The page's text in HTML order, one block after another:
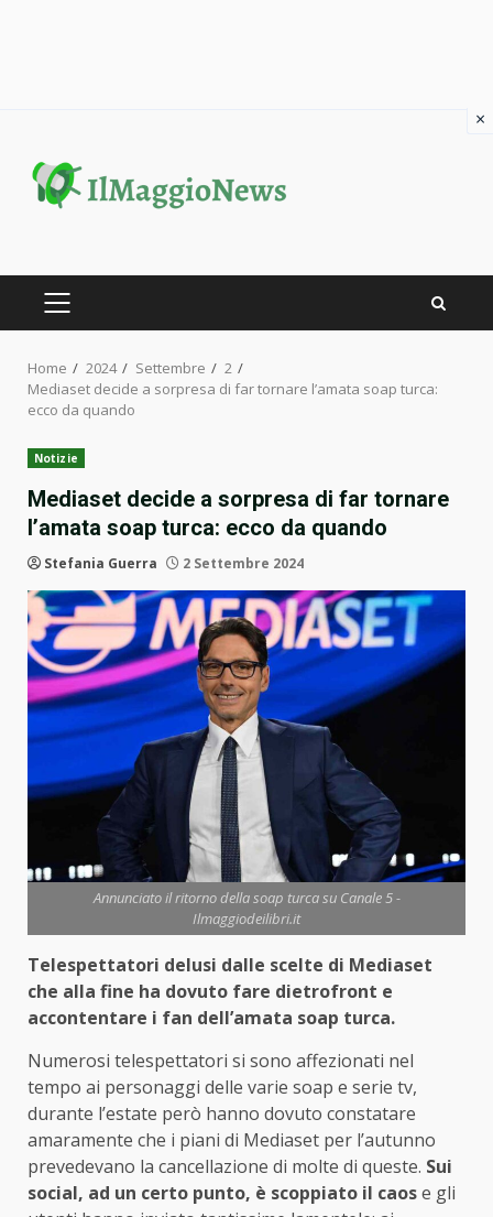
content
PRIMARY
Home 2024 Settembre
2
Mediaset decide a sorpresa di far tornare l’amata soap turca:
ecco da quando
Notizie
Mediaset decide a sorpresa di far tornare
l’amata soap turca: ecco da quando
Stefania Guerra 2 Settembre 2024
Annunciato il ritorno della soap turca su Canale 5 -
Ilmaggiodeilibri.it
Telespettatori delusi dalle scelte di Mediaset
che alla fine ha dovuto fare dietrofront e
accontentare i fan dell’amata soap turca.
Numerosi telespettatori si sono affezionati nel
tempo ai personaggi delle varie soap e serie tv,
durante l’estate però hanno dovuto constatare
amaramente che i piani di Mediaset per l’autunno
prevedevano la cancellazione di molte di queste. Sui
social, ad un certo punto, è scoppiato il caose gli
×